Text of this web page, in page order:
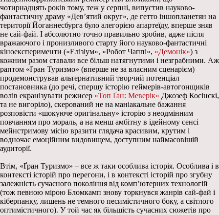
чотирнадцять років тому, теж у серпні, випустив науково-
фантастичну драму «Дев’ятий округ», де гетто іншопланетян на
території Йоганнесбурга було алегорією апартеїду, вперше зняв
не сай-фай. І абсолютно точно правильно зробив, адже після
вражаючого і пронизливого старту його науково-фантастичні
кіноексперименти («Елізіум», «Робот Чаппі», «Демонік») з
кожним разом ставали все більш натягнутими і незграбними. Аж
раптом «Ґран Туризмо» (вперше не за власним сценарієм)
продемонстрував альтернативний творчий потенціал
постановника (до речі, спершу історію геймерів-автогонщиків
волів екранізувати режисер «Топ Ґан: Меверік» Джозеф Косінскі,
та не вигоріло), скерований не на маніакальне бажання
розповісти «шокуюче оригінальну» історію з неодмінним
повчанням про мораль, а на менш амбітну в ідейному сенсі
мейнстримову місію вразити глядача красивим, крутим і
водночас емоційним видовищем, доступним наймасовішій
аудиторії.
Втім, «Ґран Туризмо» – все ж таки особлива історія. Особлива і в
контексті історій про перегони, і в контексті історій про згубну
залежність сучасного покоління від комп’ютерних технологій
(тож певною мірою Бломкамп знову торкнувся жанрів сай-фай і
кіберпанку, лишень не темного песимістичного боку, а світлого
оптимістичного). У той час як більшість сучасних сюжетів про